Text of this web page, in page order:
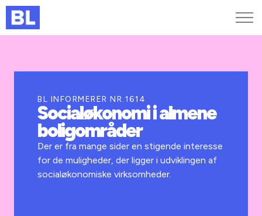
Kurser og arrangementer
Jobportalen
BL INFORMERER NR.1614
Socialøkonomi i almene
boligområder
Der er fra mange sider en stigende interesse
for de muligheder, der ligger i udviklingen af
socialøkonomiske virksomheder.